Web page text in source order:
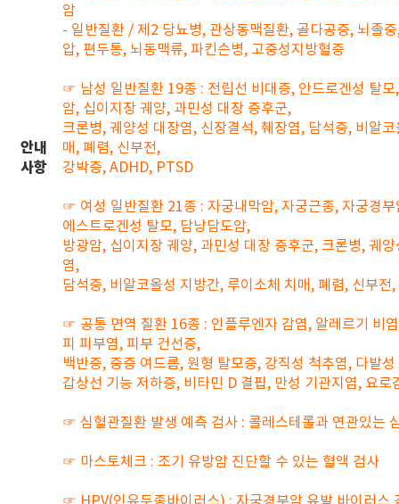
안내
사항
암
- 일반질환 / 제2 당뇨병, 관상동맥질환, 골다공증, 뇌졸
압, 편두통, 뇌동맥류, 파킨슨병, 고중성지방혈증
☞ 남성 일반질환 19종 : 전립선 비대증, 안드로겐성 탈
암, 십이지장 궤양, 과민성 대장 증후군,
크론병, 궤양성 대장염, 신장결석, 췌장염, 담석증, 비알
매, 폐렴, 신부전,
강박증, ADHD, PTSD
☞ 여성 일반질환 21종 : 자궁내막암, 자궁근종, 자궁경
에스트로겐성 탈모, 담낭담도암,
방광암, 십이지장 궤양, 과민성 대장 증후군, 크론병, 궤
염,
담석증, 비알코올성 지방간, 루이소체 치매, 폐렴, 신부
☞ 공통 면역 질환 16종 : 인플루엔자 감염, 알레르기 비
피 피부염, 피부 건선증,
백반증, 중증 여드름, 원형 탈모증, 강직성 척추염, 다발
갑상선 기능 저하증, 비타민 D 결핍, 만성 기관지염, 요로
☞ 심혈관질환 발생 예측 검사 : 콜레스테롤과 연관있는
☞ 마스토체크 : 조기 유방암 진단할 수 있는 혈액 검사